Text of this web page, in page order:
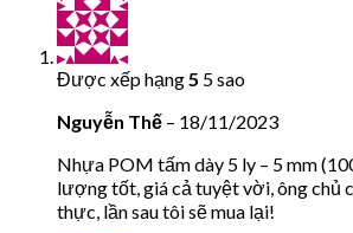
Được xếp hạng 5 5 sao
Nguyễn Thế – 18/11/2023
Nhựa POM tấm dày 5 ly – 5 mm
lượng tốt, giá cả tuyệt vời, ông chủ
thực, lần sau tôi sẽ mua lại!